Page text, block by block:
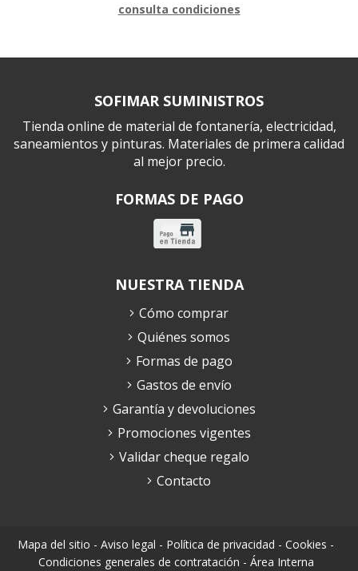
consulta condiciones
SOFIMAR SUMINISTROS
Tienda online de material de fontanería, electricidad,
saneamientos y pinturas. Materiales de primera calidad
al mejor precio.
FORMAS DE PAGO
NUESTRA TIENDA
Cómo comprar
Quiénes somos
Formas de pago
Gastos de envío
Garantía y devoluciones
Promociones vigentes
Validar cheque regalo
Contacto
Mapa del sitio - Aviso legal - Política de privacidad - Cookies -
Condiciones generales de contratación - Área Interna